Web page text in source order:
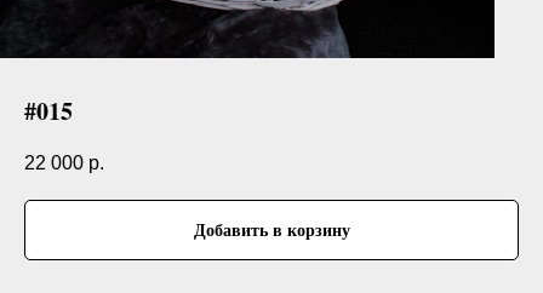
#015
22 000 р.
Добавить в корзину